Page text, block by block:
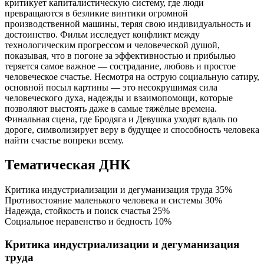
критикует капиталистическую систему, где люди
превращаются в безликие винтики огромной
производственной машины, теряя свою индивидуальность и
достоинство. Фильм исследует конфликт между
технологическим прогрессом и человеческой душой,
показывая, что в погоне за эффективностью и прибылью
теряется самое важное — сострадание, любовь и простое
человеческое счастье. Несмотря на острую социальную сатиру,
основной посыл картины — это несокрушимая сила
человеческого духа, надежды и взаимопомощи, которые
позволяют выстоять даже в самые тяжёлые времена.
Финальная сцена, где Бродяга и Девушка уходят вдаль по
дороге, символизирует веру в будущее и способность человека
найти счастье вопреки всему.
Тематическая ДНК
Критика индустриализации и дегуманизация труда 35%
Противостояние маленького человека и системы 30%
Надежда, стойкость и поиск счастья 25%
Социальное неравенство и бедность 10%
Критика индустриализации и дегуманизация
труда